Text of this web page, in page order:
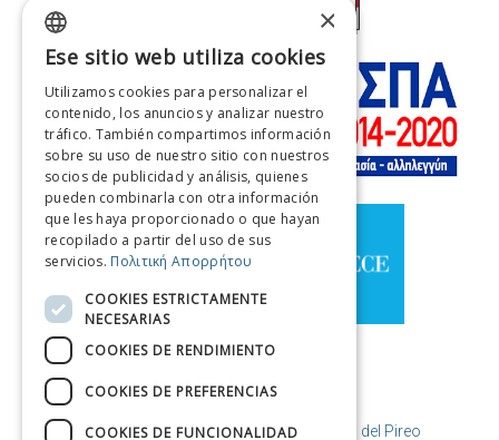
© Copyright Destino El Pireo / Municipio del Pireo
GREEK
ENGLISH
FRENCH
ITALIAN
GERMAN
SPANISH
CHINESE (SIMPLIFIED)
CHINESE
×
Ese sitio web utiliza cookies
Utilizamos cookies para personalizar el
contenido, los anuncios y analizar nuestro
tráfico. También compartimos información
sobre su uso de nuestro sitio con nuestros
socios de publicidad y análisis, quienes
pueden combinarla con otra información
que les haya proporcionado o que hayan
recopilado a partir del uso de sus
servicios. Πολιτική Απορρήτου
COOKIES ESTRICTAMENTE
NECESARIAS
COOKIES DE RENDIMIENTO
COOKIES DE PREFERENCIAS
COOKIES DE FUNCIONALIDAD